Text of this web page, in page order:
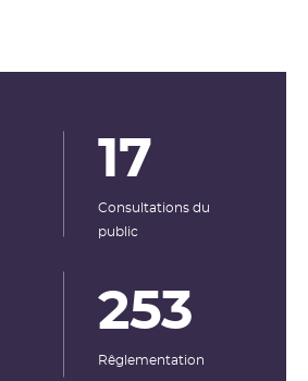
17
Consultations du
public
253
Rêglementation